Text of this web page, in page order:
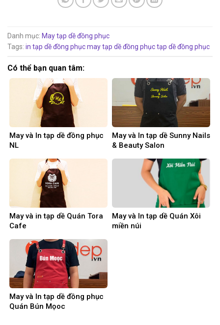
Danh mục: May tạp dề đồng phục
Tags: in tạp dề đồng phụcmay tạp dề đồng phụctạp dề đồng phục
Có thể bạn quan tâm:
May và In tạp dề đồng phục
NL
May và In tạp dề Sunny Nails
& Beauty Salon
May và in tạp dề Quán Tora
Cafe
May và In tạp dề Quán Xôi
miền núi
May và In tạp dề đồng phục
Quán Bún Mọoc